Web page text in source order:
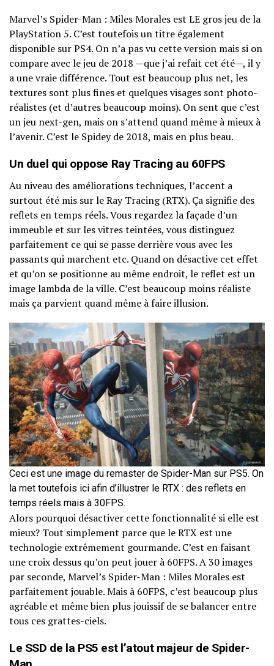
Marvel’s Spider-Man : Miles Morales est LE gros jeu de la
PlayStation 5. C’est toutefois un titre également
disponible sur PS4. On n’a pas vu cette version mais si on
compare avec le jeu de 2018 —que j’ai refait cet été—, il y
a une vraie différence. Tout est beaucoup plus net, les
textures sont plus fines et quelques visages sont photo-
réalistes (et d’autres beaucoup moins). On sent que c’est
un jeu next-gen, mais on s’attend quand même à mieux à
l’avenir. C’est le Spidey de 2018, mais en plus beau.
Un duel qui oppose Ray Tracing au 60FPS
Au niveau des améliorations techniques, l’accent a
surtout été mis sur le Ray Tracing (RTX). Ça signifie des
reflets en temps réels. Vous regardez la façade d’un
immeuble et sur les vitres teintées, vous distinguez
parfaitement ce qui se passe derrière vous avec les
passants qui marchent etc. Quand on désactive cet effet
et qu’on se positionne au même endroit, le reflet est un
image lambda de la ville. C’est beaucoup moins réaliste
mais ça parvient quand même à faire illusion.
Ceci est une image du remaster de Spider-Man sur PS5. On
la met toutefois ici afin d’illustrer le RTX : des reflets en
temps réels mais à 30FPS.
Alors pourquoi désactiver cette fonctionnalité si elle est
mieux? Tout simplement parce que le RTX est une
technologie extrêmement gourmande. C’est en faisant
une croix dessus qu’on peut jouer à 60FPS. A 30 images
par seconde, Marvel’s Spider-Man : Miles Morales est
parfaitement jouable. Mais à 60FPS, c’est beaucoup plus
agréable et même bien plus jouissif de se balancer entre
tous ces grattes-ciels.
Le SSD de la PS5 est l’atout majeur de Spider-